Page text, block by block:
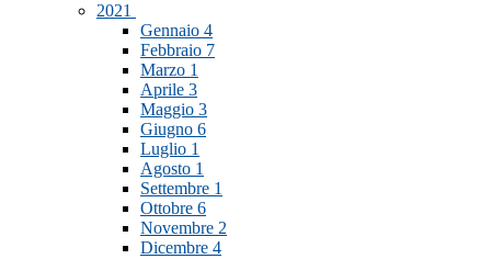
2021
Gennaio 4
Febbraio 7
Marzo 1
Aprile 3
Maggio 3
Giugno 6
Luglio 1
Agosto 1
Settembre 1
Ottobre 6
Novembre 2
Dicembre 4